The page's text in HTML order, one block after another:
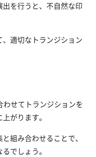
を行うと、不自然な印
適切なトランジション
わせてトランジションを
がります。
組み合わせることで、
でしょう。